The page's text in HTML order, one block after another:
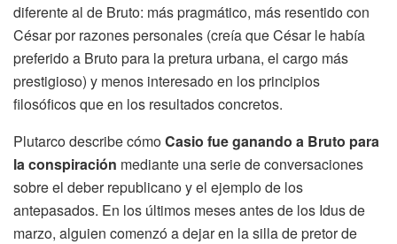
diferente al de Bruto: más pragmático, más resentido con
César por razones personales (creía que César le había
preferido a Bruto para la pretura urbana, el cargo más
prestigioso) y menos interesado en los principios
filosóficos que en los resultados concretos.
Plutarco describe cómoCasio fue ganando a Bruto para
la conspiración mediante una serie de conversaciones
sobre el deber republicano y el ejemplo de los
antepasados. En los últimos meses antes de los Idus de
marzo, alguien comenzó a dejar en la silla de pretor de